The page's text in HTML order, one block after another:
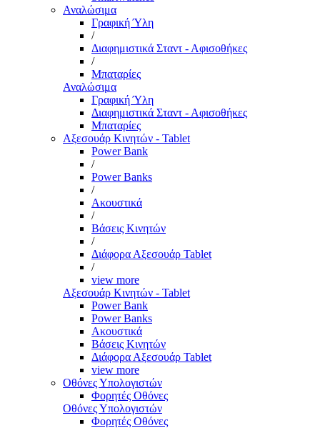
Αναλώσιμα
Γραφική Ύλη
/
Διαφημιστικά Σταντ - Αφισοθήκες
/
Μπαταρίες
Αναλώσιμα
Γραφική Ύλη
Διαφημιστικά Σταντ - Αφισοθήκες
Μπαταρίες
Αξεσουάρ Κινητών - Tablet
Power Bank
/
Power Banks
/
Ακουστικά
/
Βάσεις Κινητών
/
Διάφορα Αξεσουάρ Tablet
/
view more
Αξεσουάρ Κινητών - Tablet
Power Bank
Power Banks
Ακουστικά
Βάσεις Κινητών
Διάφορα Αξεσουάρ Tablet
view more
Οθόνες Υπολογιστών
Φορητές Οθόνες
Οθόνες Υπολογιστών
Φορητές Οθόνες